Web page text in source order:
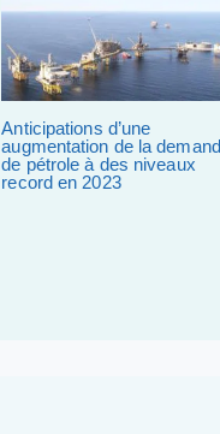
Anticipations d’une
augmentation de la
de pétrole à des niveaux
record en 2023